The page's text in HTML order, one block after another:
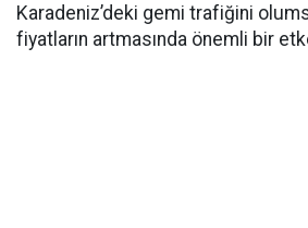
Karadeniz’deki gemi trafiğini
fiyatların artmasında önemli bir